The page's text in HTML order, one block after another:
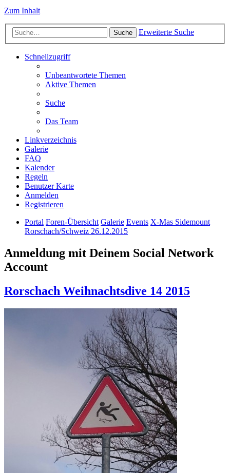
Zum Inhalt
Suche Erweiterte Suche
Schnellzugriff
Unbeantwortete Themen
Aktive Themen
Suche
Das Team
Linkverzeichnis
Galerie
FAQ
Kalender
Regeln
Benutzer Karte
Anmelden
Registrieren
Portal Foren-Übersicht Galerie Events X-Mas Sidemount
Rorschach/Schweiz 26.12.2015
Anmeldung mit Deinem Social Network
Account
Rorschach Weihnachtsdive 14 2015